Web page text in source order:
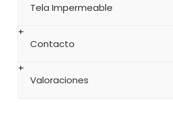
Tela Impermeable
Contacto
Valoraciones